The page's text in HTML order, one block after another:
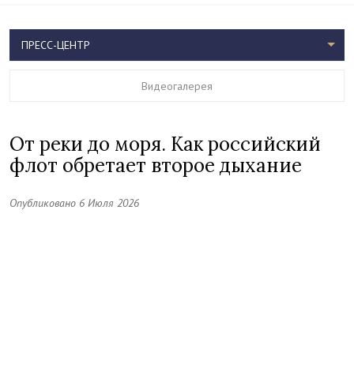
От реки до моря. Как российский
флот обретает второе дыхание
Опубликовано 6 Июля 2026
ПРЕСС-ЦЕНТР
Видеогалерея